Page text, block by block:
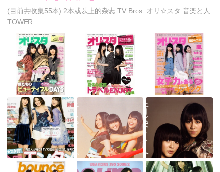
(目前共收集55本) 2本或以上的杂志 TV Bros. オリ☆スタ 音楽と人
TOWER ...